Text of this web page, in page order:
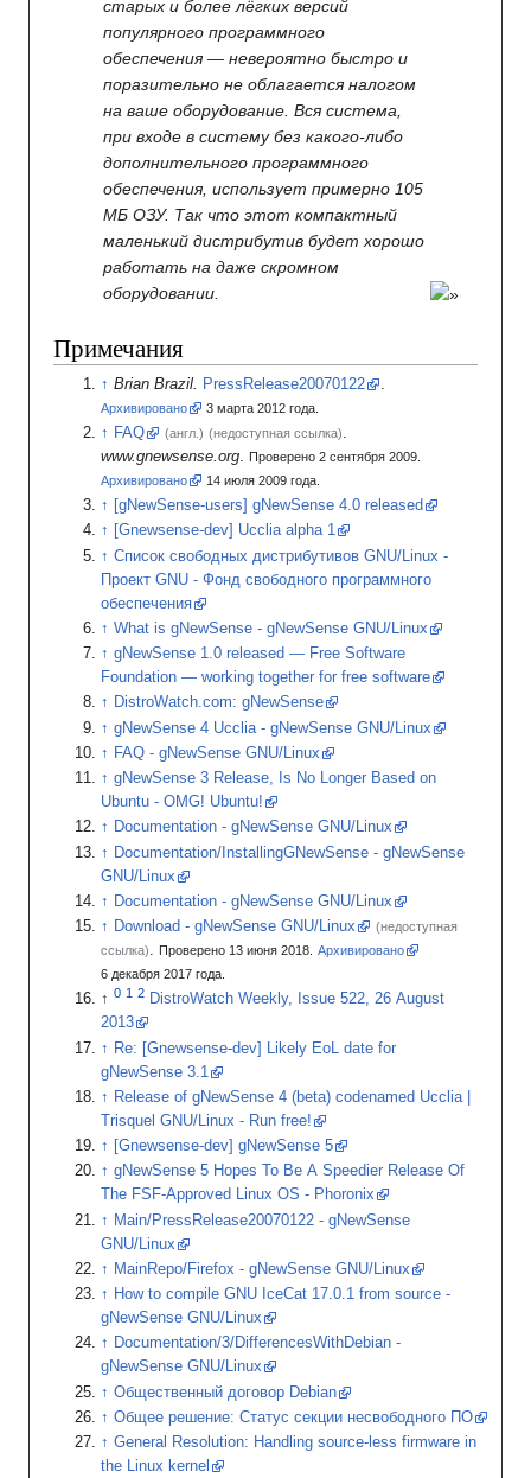
старых и более лёгких версий
популярного программного
обеспечения — невероятно быстро и
поразительно не облагается налогом
на ваше оборудование. Вся система,
при входе в систему без какого-либо
дополнительного программного
обеспечения, использует примерно 105
МБ ОЗУ. Так что этот компактный
маленький дистрибутив будет хорошо
работать на даже скромном
оборудовании.
Примечания
Brian Brazil. PressRelease20070122
Архивировано 3 марта 2012 года.
FAQ (англ.) (недоступная ссылка)
www.gnewsense.org
Проверено 2 сентября 2009.
Архивировано
14 июля 2009 года.
[gNewSense-users
gNewSense 4.0 released
[Gnewsense-dev
Ucclia alpha 1
Список свободных дистрибутивов GNU/Linux -
Проект GNU - Фонд свободного программного
обеспечения
What is gNewSense - gNewSense GNU/Linux
gNewSense 1.0 released — Free Software
Foundation — working together for free software
DistroWatch.com: gNewSense
gNewSense 4 Ucclia - gNewSense GNU/Linux
FAQ - gNewSense GNU/Linux
gNewSense 3 Release, Is No Longer Based on
Ubuntu - OMG! Ubuntu!
Documentation - gNewSense GNU/Linux
Documentation/InstallingGNewSense - gNewSense
GNU/Linux
Documentation - gNewSense GNU/Linux
Download - gNewSense GNU/Linux
(недоступная
ссылка). Проверено 13 июня 2018.
Архивировано
6 декабря 2017 года.
DistroWatch Weekly, Issue 522, 26 August
2013
Re: [Gnewsense-dev]
Likely EoL date for
gNewSense 3.1
Release of gNewSense 4 (beta) codenamed Ucclia |
Trisquel GNU/Linux - Run free!
[Gnewsense-dev gNewSense 5
gNewSense 5 Hopes To Be A Speedier Release Of
The FSF-Approved Linux OS - Phoronix
Main/PressRelease20070122 - gNewSense
GNU/Linux
MainRepo/Firefox - gNewSense GNU/Linux
How to compile GNU IceCat 17.0.1 from source -
gNewSense GNU/Linux
Documentation/3/DifferencesWithDebian -
gNewSense GNU/Linux
Общественный договор Debian
Общее решение: Статус секции несвободного ПО
General Resolution: Handling source-less firmware in
the Linux kernel